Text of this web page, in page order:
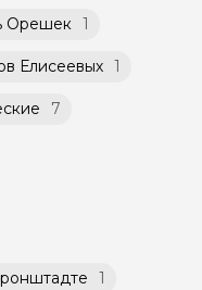
Орешек 1
Елисеевых 1
7
1